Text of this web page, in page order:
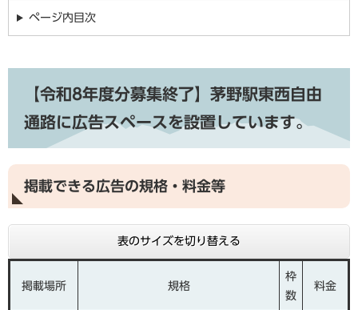
ページ内目次
【令和8年度分募集終了】茅野駅東西自由
通路に広告スペースを設置しています。
掲載できる広告の規格・料金等
表のサイズを切り替える
掲載場所 規格
枠
数
料金